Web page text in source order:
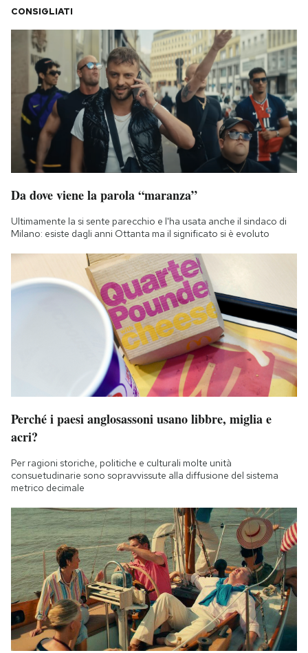
CONSIGLIATI
Da dove viene la parola “maranza”
Ultimamente la si sente parecchio e l'ha usata anche il sindaco di
Milano: esiste dagli anni Ottanta ma il significato si è evoluto
Perché i paesi anglosassoni usano libbre, miglia e
acri?
Per ragioni storiche, politiche e culturali molte unità
consuetudinarie sono sopravvissute alla diffusione del sistema
metrico decimale